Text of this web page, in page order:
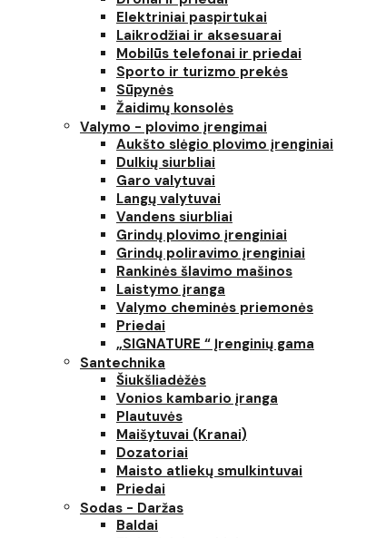
Elektriniai paspirtukai
Laikrodžiai ir aksesuarai
Mobilūs telefonai ir priedai
Sporto ir turizmo prekės
Sūpynės
Žaidimų konsolės
Valymo - plovimo įrengimai
Aukšto slėgio plovimo įrenginiai
Dulkių siurbliai
Garo valytuvai
Langų valytuvai
Vandens siurbliai
Grindų plovimo įrenginiai
Grindų poliravimo įrenginiai
Rankinės šlavimo mašinos
Laistymo įranga
Valymo cheminės priemonės
Priedai
„SIGNATURE “ Įrenginių gama
Santechnika
Šiukšliadėžės
Vonios kambario įranga
Plautuvės
Maišytuvai (Kranai)
Dozatoriai
Maisto atliekų smulkintuvai
Priedai
Sodas - Daržas
Baldai